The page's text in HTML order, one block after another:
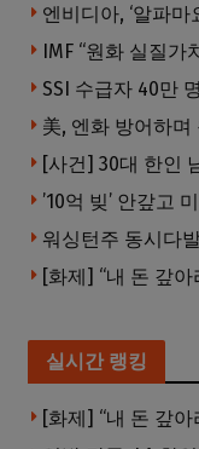
IMF “원화 실질가
[사건] 30대 한인
실시간 랭킹